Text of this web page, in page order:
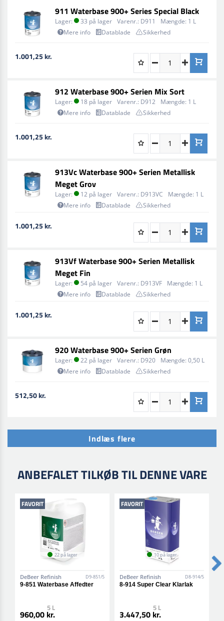
911 Waterbase 900+ Series Special Black
Lager: 33 på lager Varenr.: D911 Mængde: 1 L
Mere info
Datablade Sikkerhed
1.001,25 kr.
912 Waterbase 900+ Serien Mix Sort
Lager: 18 på lager Varenr.: D912 Mængde: 1 L
Mere info
Datablade Sikkerhed
1.001,25 kr.
913Vc Waterbase 900+ Serien Metallisk
Meget Grov
Lager: 12 på lager Varenr.: D913VC Mængde: 1 L
Mere info
Datablade Sikkerhed
1.001,25 kr.
913Vf Waterbase 900+ Serien Metallisk
Meget Fin
Lager: 54 på lager Varenr.: D913VF Mængde: 1 L
Mere info
Datablade Sikkerhed
1.001,25 kr.
920 Waterbase 900+ Serien Grøn
Lager: 22 på lager Varenr.: D920 Mængde: 0,50 L
Mere info
Datablade Sikkerhed
512,50 kr.
Indlæs flere
ANBEFALET TILKØB TIL DENNE VARE
FAVORIT
22 på lager
DeBeer Refinish D9-851/5
9-851 Waterbase Affedter
5 L
960,00 kr.
FAVORIT
10 på lager
DeBeer Refinish D8-914/5
8-914 Super Clear Klarlak
5 L
3.447,50 kr.